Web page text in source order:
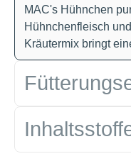
MAC's Hühnchen
Hühnchenfleisch
Kräutermix bringt